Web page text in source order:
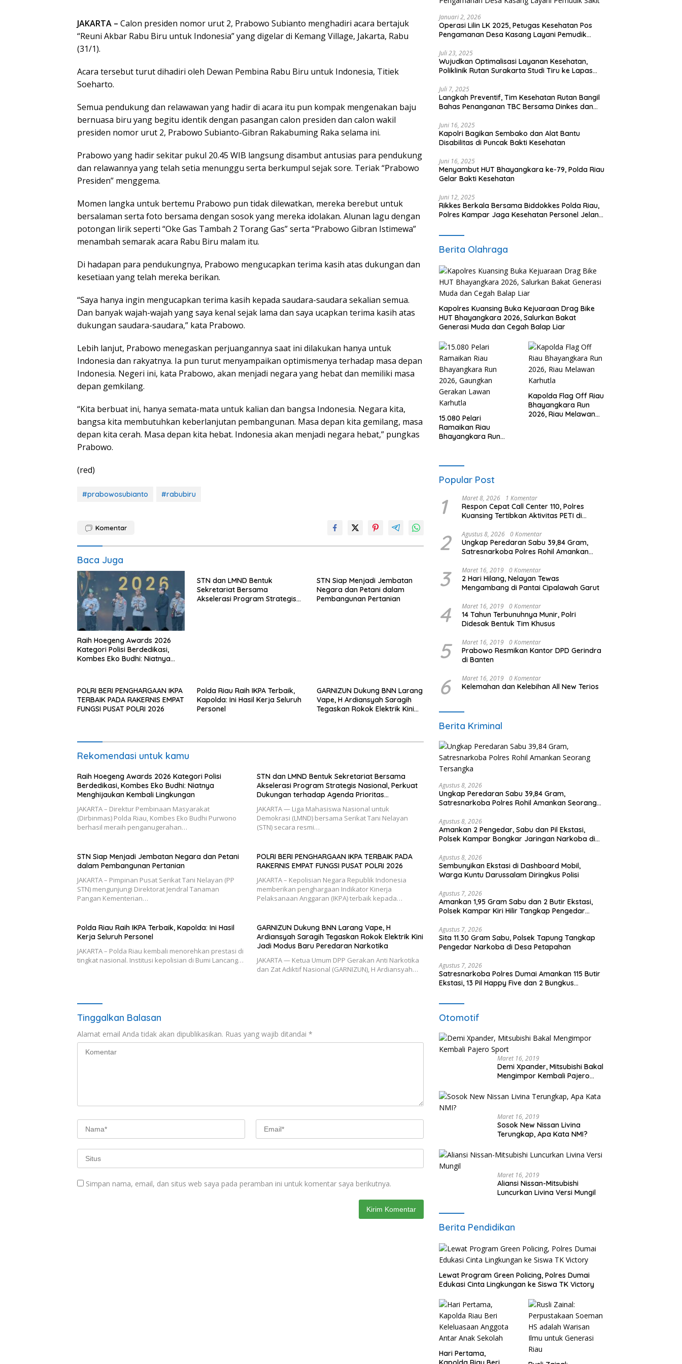
JAKARTA – Calon presiden nomor urut 2, Prabowo Subianto menghadiri acara bertajuk
“Reuni Akbar Rabu Biru untuk Indonesia” yang digelar di Kemang Village, Jakarta, Rabu
(31/1).
Acara tersebut turut dihadiri oleh Dewan Pembina Rabu Biru untuk Indonesia, Titiek
Soeharto.
Semua pendukung dan relawawan yang hadir di acara itu pun kompak mengenakan baju
bernuasa biru yang begitu identik dengan pasangan calon presiden dan calon wakil
presiden nomor urut 2, Prabowo Subianto-Gibran Rakabuming Raka selama ini.
Prabowo yang hadir sekitar pukul 20.45 WIB langsung disambut antusias para pendukung
dan relawannya yang telah setia menunggu serta berkumpul sejak sore. Teriak “Prabowo
Presiden” menggema.
Momen langka untuk bertemu Prabowo pun tidak dilewatkan, mereka berebut untuk
bersalaman serta foto bersama dengan sosok yang mereka idolakan. Alunan lagu dengan
potongan lirik seperti “Oke Gas Tambah 2 Torang Gas” serta “Prabowo Gibran Istimewa”
menambah semarak acara Rabu Biru malam itu.
Di hadapan para pendukungnya, Prabowo mengucapkan terima kasih atas dukungan dan
kesetiaan yang telah mereka berikan.
“Saya hanya ingin mengucapkan terima kasih kepada saudara-saudara sekalian semua.
Dan banyak wajah-wajah yang saya kenal sejak lama dan saya ucapkan terima kasih atas
dukungan saudara-saudara,” kata Prabowo.
Lebih lanjut, Prabowo menegaskan perjuangannya saat ini dilakukan hanya untuk
Indonesia dan rakyatnya. Ia pun turut menyampaikan optimismenya terhadap masa depan
Indonesia. Negeri ini, kata Prabowo, akan menjadi negara yang hebat dan memiliki masa
depan gemkilang.
“Kita berbuat ini, hanya semata-mata untuk kalian dan bangsa Indonesia. Negara kita,
bangsa kita membutuhkan keberlanjutan pembangunan. Masa depan kita gemilang, masa
depan kita cerah. Masa depan kita hebat. Indonesia akan menjadi negara hebat,” pungkas
Prabowo.
(red)
#prabowosubianto #rabubiru
Komentar
Baca Juga
Raih Hoegeng Awards 2026
Kategori Polisi Berdedikasi,
Kombes Eko Budhi: Niatnya
STN dan LMND Bentuk
Sekretariat Bersama
Akselerasi Program Strategis
STN Siap Menjadi Jembatan
Negara dan Petani dalam
Pembangunan Pertanian
POLRI BERI PENGHARGAAN IKPA
TERBAIK PADA RAKERNIS EMPAT
FUNGSI PUSAT POLRI 2026
Polda Riau Raih IKPA Terbaik,
Kapolda: Ini Hasil Kerja Seluruh
Personel
GARNIZUN Dukung BNN Larang
Vape, H Ardiansyah Saragih
Tegaskan Rokok Elektrik Kini
Rekomendasi untuk kamu
Raih Hoegeng Awards 2026 Kategori Polisi
Berdedikasi, Kombes Eko Budhi: Niatnya
Menghijaukan Kembali Lingkungan
JAKARTA – Direktur Pembinaan Masyarakat
(Dirbinmas) Polda Riau, Kombes Eko Budhi Purwono
berhasil meraih penganugerahan…
STN dan LMND Bentuk Sekretariat Bersama
Akselerasi Program Strategis Nasional, Perkuat
Dukungan terhadap Agenda Prioritas
JAKARTA — Liga Mahasiswa Nasional untuk
Demokrasi (LMND) bersama Serikat Tani Nelayan
(STN) secara resmi…
STN Siap Menjadi Jembatan Negara dan Petani
dalam Pembangunan Pertanian
JAKARTA – Pimpinan Pusat Serikat Tani Nelayan (PP
STN) mengunjungi Direktorat Jendral Tanaman
Pangan Kementerian…
POLRI BERI PENGHARGAAN IKPA TERBAIK PADA
RAKERNIS EMPAT FUNGSI PUSAT POLRI 2026
JAKARTA – Kepolisian Negara Republik Indonesia
memberikan penghargaan Indikator Kinerja
Pelaksanaan Anggaran (IKPA) terbaik kepada…
Polda Riau Raih IKPA Terbaik, Kapolda: Ini Hasil
Kerja Seluruh Personel
JAKARTA – Polda Riau kembali menorehkan prestasi di
tingkat nasional. Institusi kepolisian di Bumi Lancang…
GARNIZUN Dukung BNN Larang Vape, H
Ardiansyah Saragih Tegaskan Rokok Elektrik Kini
Jadi Modus Baru Peredaran Narkotika
JAKARTA — Ketua Umum DPP Gerakan Anti Narkotika
dan Zat Adiktif Nasional (GARNIZUN), H Ardiansyah…
Tinggalkan Balasan
Alamat email Anda tidak akan dipublikasikan. Ruas yang wajib ditandai *
Simpan nama, email, dan situs web saya pada peramban ini untuk komentar saya berikutnya.
Januari 2, 2026
Operasi Lilin LK 2025, Petugas Kesehatan Pos
Pengamanan Desa Kasang Layani Pemudik
Juli 23, 2025
Wujudkan Optimalisasi Layanan Kesehatan,
Poliklinik Rutan Surakarta Studi Tiru ke Lapas
Juli 7, 2025
Langkah Preventif, Tim Kesehatan Rutan Bangil
Bahas Penanganan TBC Bersama Dinkes dan
Juni 16, 2025
Kapolri Bagikan Sembako dan Alat Bantu
Disabilitas di Puncak Bakti Kesehatan
Juni 16, 2025
Menyambut HUT Bhayangkara ke-79, Polda Riau
Gelar Bakti Kesehatan
Juni 12, 2025
Rikkes Berkala Bersama Biddokkes Polda Riau,
Polres Kampar Jaga Kesehatan Personel Jelang
Berita Olahraga
Kapolres Kuansing Buka Kejuaraan Drag Bike
HUT Bhayangkara 2026, Salurkan Bakat
Generasi Muda dan Cegah Balap Liar
15.080 Pelari
Ramaikan Riau
Bhayangkara Run
Karhutla
Kapolda Flag Off Riau
Bhayangkara Run
2026, Riau Melawan
Popular Post
1 Maret 8, 2026 1 Komentar
Respon Cepat Call Center 110, Polres
Kuansing Tertibkan Aktivitas PETI di
2 Agustus 8, 2026 0 Komentar
Ungkap Peredaran Sabu 39,84 Gram,
Satresnarkoba Polres Rohil Amankan
3 Maret 16, 2019 0 Komentar
2 Hari Hilang, Nelayan Tewas
Mengambang di Pantai Cipalawah Garut
4 Maret 16, 2019 0 Komentar
14 Tahun Terbunuhnya Munir, Polri
Didesak Bentuk Tim Khusus
5 Maret 16, 2019 0 Komentar
Prabowo Resmikan Kantor DPD Gerindra
di Banten
6 Maret 16, 2019 0 Komentar
Kelemahan dan Kelebihan All New Terios
Berita Kriminal
Agustus 8, 2026
Ungkap Peredaran Sabu 39,84 Gram,
Satresnarkoba Polres Rohil Amankan Seorang
Agustus 8, 2026
Amankan 2 Pengedar, Sabu dan Pil Ekstasi,
Polsek Kampar Bongkar Jaringan Narkoba di
Agustus 8, 2026
Sembunyikan Ekstasi di Dashboard Mobil,
Warga Kuntu Darussalam Diringkus Polisi
Agustus 7, 2026
Amankan 1,95 Gram Sabu dan 2 Butir Ekstasi,
Polsek Kampar Kiri Hilir Tangkap Pengedar
Agustus 7, 2026
Sita 11.30 Gram Sabu, Polsek Tapung Tangkap
Pengedar Narkoba di Desa Petapahan
Agustus 7, 2026
Satresnarkoba Polres Dumai Amankan 115 Butir
Ekstasi, 13 Pil Happy Five dan 2 Bungkus
Otomotif
Maret 16, 2019
Demi Xpander, Mitsubishi Bakal
Mengimpor Kembali Pajero
Maret 16, 2019
Sosok New Nissan Livina
Terungkap, Apa Kata NMI?
Maret 16, 2019
Aliansi Nissan-Mitsubishi
Luncurkan Livina Versi Mungil
Berita Pendidikan
Lewat Program Green Policing, Polres Dumai
Edukasi Cinta Lingkungan ke Siswa TK Victory
Hari Pertama,